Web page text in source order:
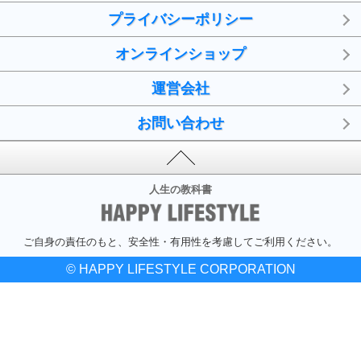
プライバシーポリシー
オンラインショップ
運営会社
お問い合わせ
人生の教科書
ご自身の責任のもと、安全性・有用性を考慮してご利用ください。
© HAPPY LIFESTYLE CORPORATION